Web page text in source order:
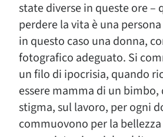
state diverse in queste ore –
perdere la vita è una
in questo caso una donna,
fotografico adeguato. Si
un filo di ipocrisia, quando
essere mamma di un
stigma, sul lavoro, per ogni
commuovono per la